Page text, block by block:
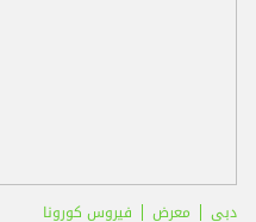
دبي معرض فيروس كورونا